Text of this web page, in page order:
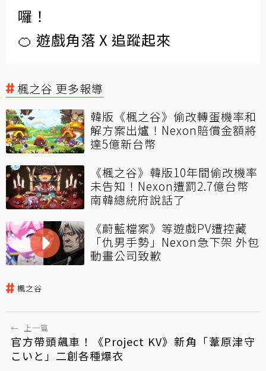
囉！
🍊 遊戲角落 X 追蹤起來
楓之谷 更多報導
韓版《楓之谷》偷改轉蛋機率和
解方案出爐！Nexon賠償金額將
達5億新台幣
《楓之谷》韓版10年間偷改機率
未告知！Nexon遭罰2.7億台幣
南韓總統府說話了
《蔚藍檔案》等遊戲PV遭控藏
「仇男手勢」Nexon急下架 外包
動畫公司致歉
楓之谷
← 上一篇
官方帶頭飆車！《Project KV》新角「葦原津守
こいと」二創各種爆衣